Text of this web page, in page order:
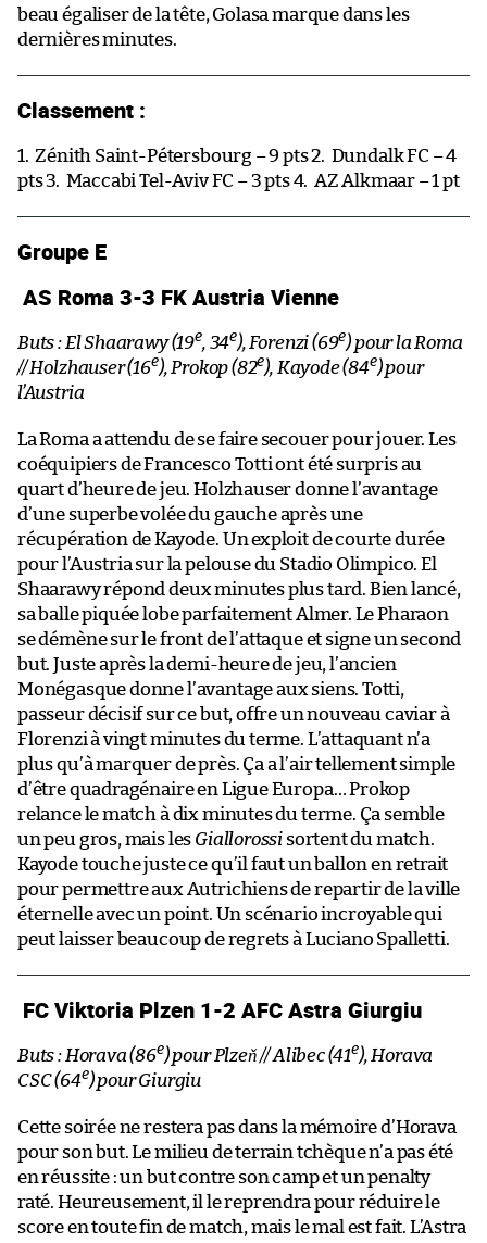
beau égaliser de la tête, Golasa marque dans les
dernières minutes.
Classement :
1. Zénith Saint-Pétersbourg – 9 pts 2. Dundalk FC – 4
pts 3. Maccabi Tel-Aviv FC – 3 pts 4. AZ Alkmaar – 1 pt
Groupe E
AS Roma 3-3 FK Austria Vienne
Buts : El Shaarawy (19e, 34e), Forenzi (69e) pour la Roma
// Holzhauser (16e), Prokop (82e), Kayode (84e) pour
l’Austria
La Roma a attendu de se faire secouer pour jouer. Les
coéquipiers de Francesco Totti ont été surpris au
quart d’heure de jeu. Holzhauser donne l’avantage
d’une superbe volée du gauche après une
récupération de Kayode. Un exploit de courte durée
pour l’Austria sur la pelouse du Stadio Olimpico. El
Shaarawy répond deux minutes plus tard. Bien lancé,
sa balle piquée lobe parfaitement Almer. Le Pharaon
se démène sur le front de l’attaque et signe un second
but. Juste après la demi-heure de jeu, l’ancien
Monégasque donne l’avantage aux siens. Totti,
passeur décisif sur ce but, offre un nouveau caviar à
Florenzi à vingt minutes du terme. L’attaquant n’a
plus qu’à marquer de près. Ça a l’air tellement simple
d’être quadragénaire en Ligue Europa… Prokop
relance le match à dix minutes du terme. Ça semble
un peu gros, mais les Giallorossi sortent du match.
Kayode touche juste ce qu’il faut un ballon en retrait
pour permettre aux Autrichiens de repartir de la ville
éternelle avec un point. Un scénario incroyable qui
peut laisser beaucoup de regrets à Luciano Spalletti.
FC Viktoria Plzen 1-2 AFC Astra Giurgiu
Buts : Horava (86e) pour Plzeň // Alibec (41e), Horava
CSC (64e) pour Giurgiu
Cette soirée ne restera pas dans la mémoire d’Horava
pour son but. Le milieu de terrain tchèque n’a pas été
en réussite : un but contre son camp et un penalty
raté. Heureusement, il le reprendra pour réduire le
score en toute fin de match, mais le mal est fait. L’Astra